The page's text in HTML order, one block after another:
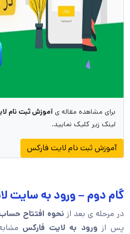
برای مشاهده مقاله ی آموزش ثبت نام
لینک زیر کلیک نمایید.
آموزش ثبت نام لایت فارکس
گام دوم – ورود به سایت
در مرحله ی بعد از نحوه افتتاح
پس از ورود به لایت فارکس